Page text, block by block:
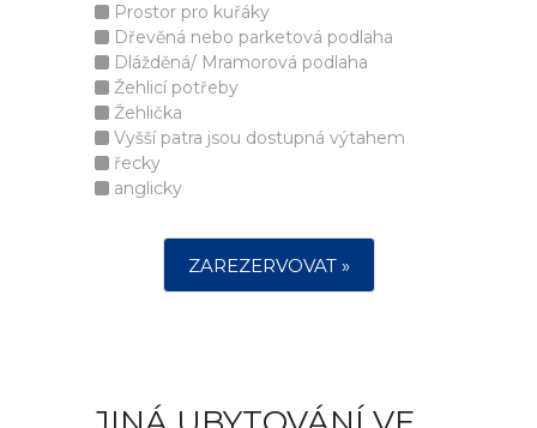
Prostor pro kuřáky
Dřevěná nebo parketová podlaha
Dlážděná/ Mramorová podlaha
Žehlicí potřeby
Žehlička
Vyšší patra jsou dostupná výtahem
řecky
anglicky
ZAREZERVOVAT »